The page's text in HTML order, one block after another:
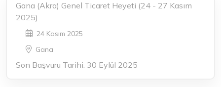
Gana (Akra) Genel Ticaret Heyeti (24 - 27 Kasım
2025)
24 Kasım 2025
Gana
Son Başvuru Tarihi: 30 Eylül 2025